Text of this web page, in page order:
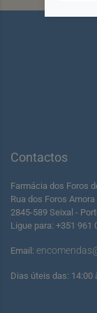
Contactos
Farmácia dos Foros
Rua dos Foros Amora
2845-589 Seixal -
Ligue para: +351 961
Email:
Dias úteis das: 14:00